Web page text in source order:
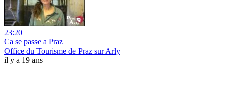
23:20
Ca se passe a Praz
Office du Tourisme de Praz sur Arly
il y a 19 ans